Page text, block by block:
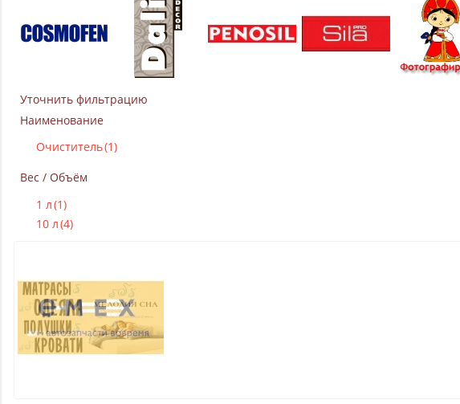
Уточнить фильтрацию
Наименование
Очиститель(1)
Вес / Объём
1 л(1)
10 л(4)